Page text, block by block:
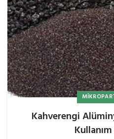
Kahverengi